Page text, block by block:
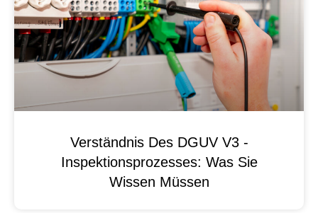
Verständnis Des DGUV V3 -
Inspektionsprozesses: Was Sie
Wissen Müssen